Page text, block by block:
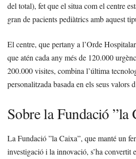
del total), fet que el situa com el centre
gran de pacients pediàtrics amb aquest
El centre, que pertany a l’Orde
que atén cada any més de 120.000
200.000 visites, combina l’última
personalitzada basada en els seus valors
Sobre la Fundació ”la
La Fundació ”la Caixa”, que manté un
investigació i la innovació, s’ha convertit